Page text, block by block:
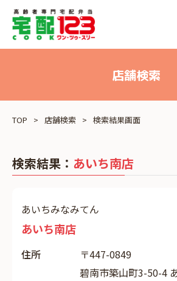
店舗検索
TOP 店舗検索 検索結果画面
検索結果： あいち南店
あいちみなみてん
あいち南店
住所
〒447-0849
碧南市築山町3-50-4